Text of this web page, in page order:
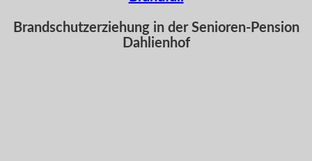
Brandschutzerziehung in der Senioren-Pension
Dahlienhof